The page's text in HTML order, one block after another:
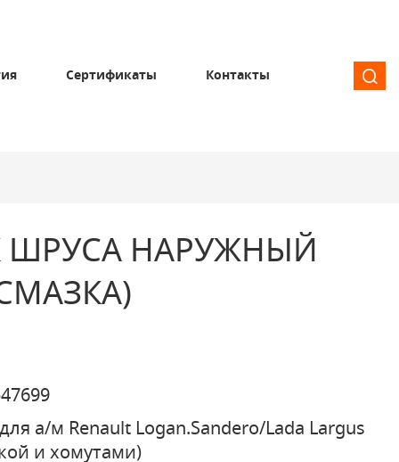
Сертификаты Контакты
ШРУСА НАРУЖНЫЙ
для а/м Renault Logan.Sandero/Lada Largus
и хомутами)